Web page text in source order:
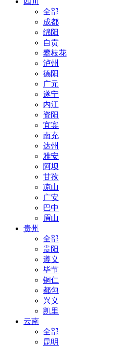
全部
成都
绵阳
自贡
攀枝花
泸州
德阳
广元
遂宁
内江
资阳
宜宾
南充
达州
雅安
阿坝
甘孜
凉山
广安
巴中
眉山
贵州
全部
贵阳
遵义
毕节
铜仁
都匀
兴义
凯里
云南
全部
昆明